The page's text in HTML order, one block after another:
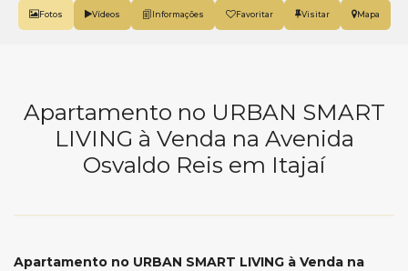
Fotos Vídeos Favoritar Mapa
Apartamento no URBAN SMART
LIVING à Venda na Avenida
Osvaldo Reis em Itajaí
Apartamento no URBAN SMART LIVING à Venda na